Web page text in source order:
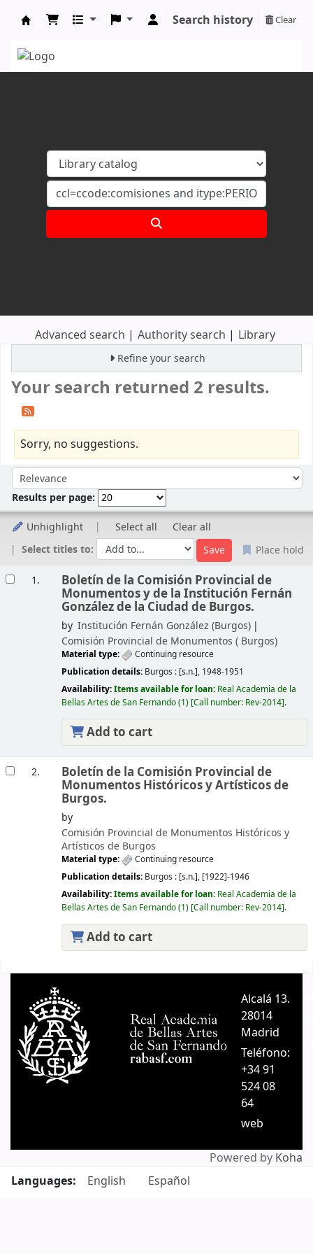
Search history Clear
Advanced search Authority search Library
Refine your search
Your search returned 2 results.
Sorry, no suggestions.
Sort by:
Results per page:
Unhighlight Select all
Clear all
Select titles to:
Place hold
1. Boletín de la Comisión Provincial de
Monumentos y de la Institución Fernán
González de la Ciudad de Burgos.
by Institución Fernán González (Burgos)
Comisión Provincial de Monumentos (Burgos)
Material type:
Continuing resource
Publication details: Burgos : [s.n.], 1948-1951
Availability:Items available for loan: Real Academia de la
Bellas Artes de San Fernando(1) Call number: Rev-2014 .
Add to cart
2. Boletín de la Comisión Provincial de
Monumentos Históricos y Artísticos de
Burgos.
by
Comisión Provincial de Monumentos Históricos y
Artísticos de Burgos
Material type:
Continuing resource
Publication details: Burgos : [s.n.], [1922]-1946
Availability:Items available for loan: Real Academia de la
Bellas Artes de San Fernando(1) Call number: Rev-2014 .
Add to cart
Alcalá 13.
28014
Madrid
Teléfono:
+34 91
524 08
64
web
Powered by Koha
Languages:
English Español